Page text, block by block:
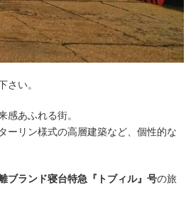
さい。
感あふれる街。
ーリン様式の高層建築など、個性的な
ブランド寝台特急『トブィル』号の旅